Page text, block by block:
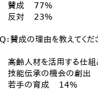
賛成 77%
反対 23%
Q：賛成の理由を教えてくだ
高齢人材を活用する仕
技能伝承の機会の創
若手の育成 14%